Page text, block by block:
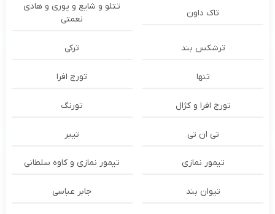
تاک داون
تتلو و شایع و پوری و هادی
نعمتی
ترشكس بند ترکی
تنها تورج افرا
تورج افرا و کژال تورنگ
تی ان تی تیبر
تیمور نمازی تیمور نمازی و کاوه سلطانی
تیوان بند جابر عباسی